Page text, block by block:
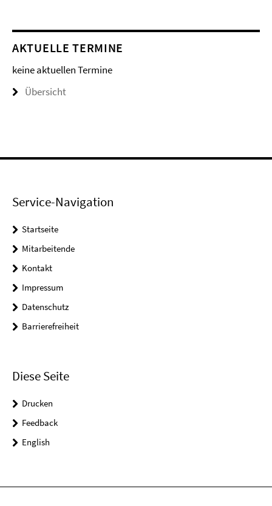
AKTUELLE TERMINE
keine aktuellen Termine
Übersicht
Service-Navigation
Startseite
Mitarbeitende
Kontakt
Impressum
Datenschutz
Barrierefreiheit
Diese Seite
Drucken
Feedback
English